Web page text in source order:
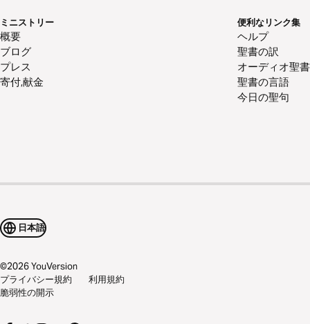
ミニストリー
概要
ブログ
プレス
寄付,献金
便利なリンク集
ヘルプ
聖書の訳
オーディオ聖書
聖書の言語
今日の聖句
日本語
©2026YouVersion
プライバシー規約
利用規約
脆弱性の開示